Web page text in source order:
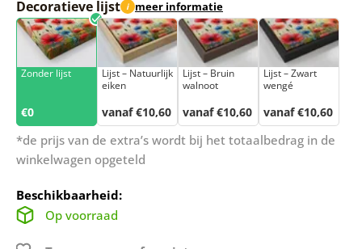
Decoratieve lijst i meer informatie
Zonder lijst
€0
Lijst – Natuurlijk
eiken
vanaf €10,60
Lijst – Bruin
walnoot
vanaf €10,60
Lijst – Zwart
wengé
vanaf €10,60
*de prijs van de extra’s wordt bij het totaalbedrag in de
winkelwagen opgeteld
Beschikbaarheid:
Op voorraad